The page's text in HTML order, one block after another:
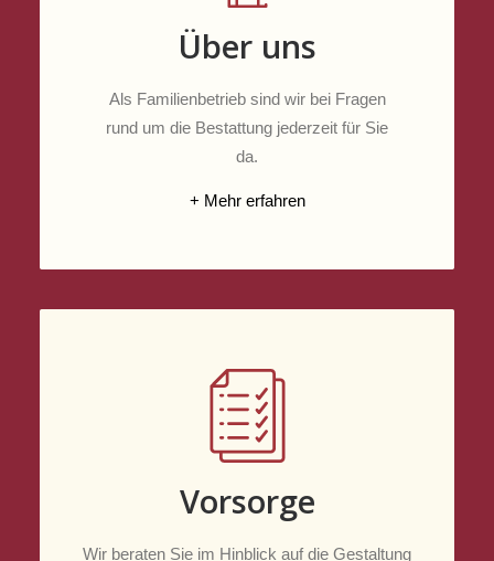
Über uns
Als Familienbetrieb sind wir bei Fragen
rund um die Bestattung jederzeit für Sie
da.
+ Mehr erfahren
Vorsorge
Wir beraten Sie im Hinblick auf die Gestaltung